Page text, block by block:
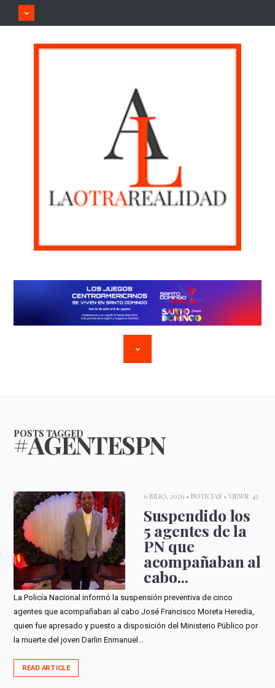
POSTS TAGGED
#AGENTESPN
6 JULIO, 2026 • NOTICIAS• VIEWS: 43
Suspendido los
5 agentes de la
PN que
acompañaban al
cabo...
La Policía Nacional informó la suspensión preventiva de cinco
agentes que acompañaban al cabo José Francisco Moreta Heredia,
quien fue apresado y puesto a disposición del Ministerio Público por
la muerte del joven Darlin Enmanuel...
READ ARTICLE